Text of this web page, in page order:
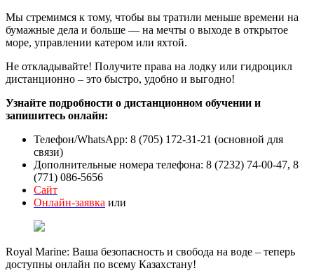
Мы стремимся к тому, чтобы вы тратили меньше времени на
бумажные дела и больше — на мечты о выходе в открытое
море, управлении катером или яхтой.
Не откладывайте! Получите права на лодку или гидроцикл
дистанционно – это быстро, удобно и выгодно!
Узнайте подробности о дистанционном обучении и
запишитесь онлайн:
Телефон/WhatsApp: 8 (705) 172-31-21 (основной для
связи)
Дополнительные номера телефона: 8 (7232) 74-00-47, 8
(771) 086-5656
Сайт
Онлайн-заявка или
Royal Marine: Ваша безопасность и свобода на воде – теперь
доступны онлайн по всему Казахстану!